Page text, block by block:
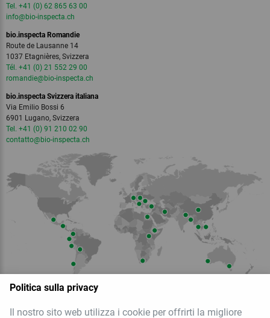
Politica sulla privacy
Il nostro sito web utilizza i cookie per offrirti la migliore
Tel. +41 (0) 62 865 63 00
info@bio-inspecta.ch
bio.inspecta Romandie
Route de Lausanne 14
1037 Etagnières, Svizzera
Tél. +41 (0) 21 552 29 00
romandie@bio-inspecta.ch
bio.inspecta Svizzera italiana
Via Emilio Bossi 6
6901 Lugano, Svizzera
Tel. +41 (0) 91 210 02 90
contatto@bio-inspecta.ch